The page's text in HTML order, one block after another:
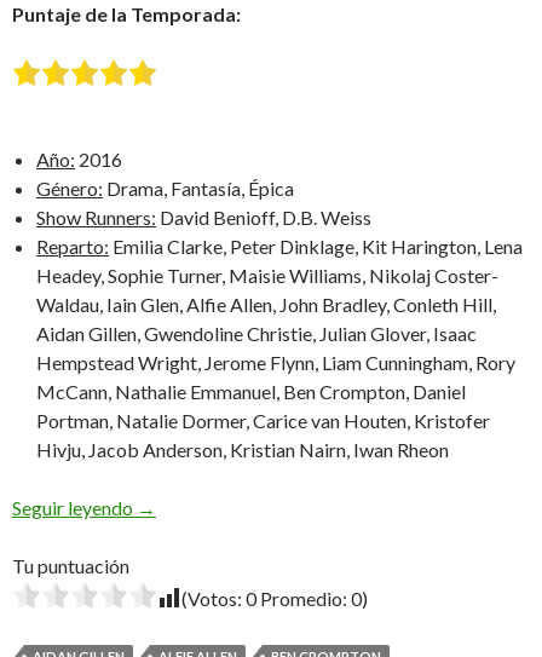
Puntaje de la Temporada:
Año: 2016
Género: Drama, Fantasía, Épica
Show Runners: David Benioff, D.B. Weiss
Reparto: Emilia Clarke, Peter Dinklage, Kit Harington, Lena
Headey, Sophie Turner, Maisie Williams, Nikolaj Coster-
Waldau, Iain Glen, Alfie Allen, John Bradley, Conleth Hill,
Aidan Gillen, Gwendoline Christie, Julian Glover, Isaac
Hempstead Wright, Jerome Flynn, Liam Cunningham, Rory
McCann, Nathalie Emmanuel, Ben Crompton, Daniel
Portman, Natalie Dormer, Carice van Houten, Kristofer
Hivju, Jacob Anderson, Kristian Nairn, Iwan Rheon
Seguir leyendo Game of Thrones: Sexta Temporada
→
Tu puntuación
(Votos: 0Promedio: 0)